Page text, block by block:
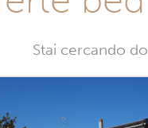
Stai cercando